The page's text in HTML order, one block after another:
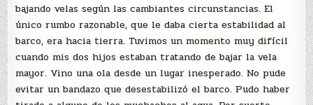
bajando velas según las cambiantes circunstancias. El
único rumbo razonable, que le daba cierta estabilidad al
barco, era hacia tierra. Tuvimos un momento muy difícil
cuando mis dos hijos estaban tratando de bajar la vela
mayor. Vino una ola desde un lugar inesperado. No pude
evitar un bandazo que desestabilizó el barco. Pudo haber